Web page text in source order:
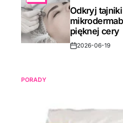
IN
Odkryj tajniki
pięknej cery
Post2026-06-19
PORADY